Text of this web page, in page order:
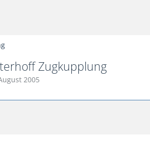
Zugkupplung
2005